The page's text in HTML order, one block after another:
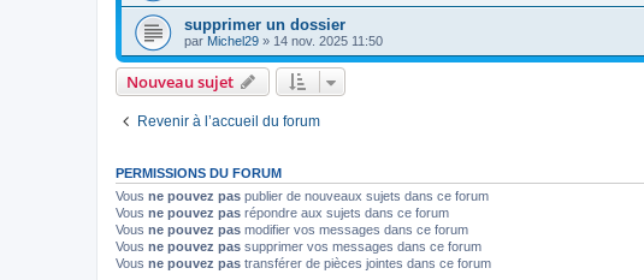
supprimer un dossier
par Michel29 » 14 nov. 2025 11:50
Nouveau sujet
Revenir à l’accueil du forum
PERMISSIONS DU FORUM
Vous ne pouvez pas publier de nouveaux sujets dans ce forum
Vous ne pouvez pas répondre aux sujets dans ce forum
Vous ne pouvez pas modifier vos messages dans ce forum
Vous ne pouvez pas supprimer vos messages dans ce forum
Vous ne pouvez pas transférer de pièces jointes dans ce forum